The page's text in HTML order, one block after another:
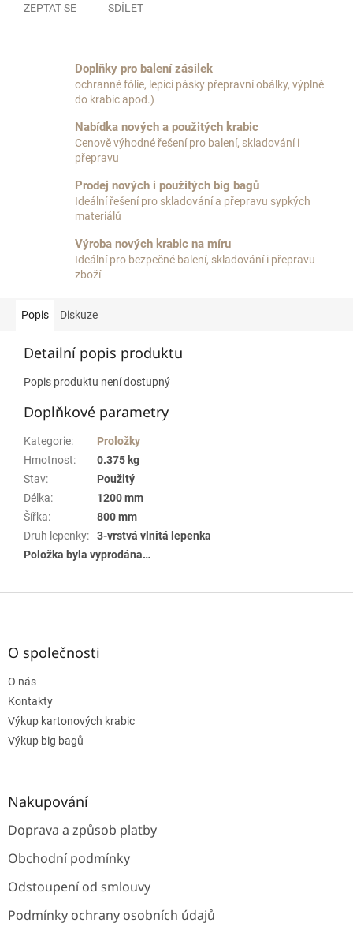
ZEPTAT SE SDÍLET
Doplňky pro balení zásilek
ochranné fólie, lepící pásky přepravní obálky, výplně
do krabic apod.)
Nabídka nových a použitých krabic
Cenově výhodné řešení pro balení, skladování i
přepravu
Prodej nových i použitých big bagů
Ideální řešení pro skladování a přepravu sypkých
materiálů
Výroba nových krabic na míru
Ideální pro bezpečné balení, skladování i přepravu
zboží
Popis Diskuze
Detailní popis produktu
Popis produktu není dostupný
Doplňkové parametry
Kategorie:
Proložky
Hmotnost:
0.375 kg
Stav:
Použitý
Délka:
1200 mm
Šířka:
800 mm
Druh lepenky:
3-vrstvá vlnitá lepenka
Položka byla vyprodána…
Z
O společnosti
O nás
Kontakty
Výkup kartonových krabic
Výkup big bagů
Nakupování
Doprava a způsob platby
Obchodní podmínky
Odstoupení od smlouvy
Podmínky ochrany osobních údajů